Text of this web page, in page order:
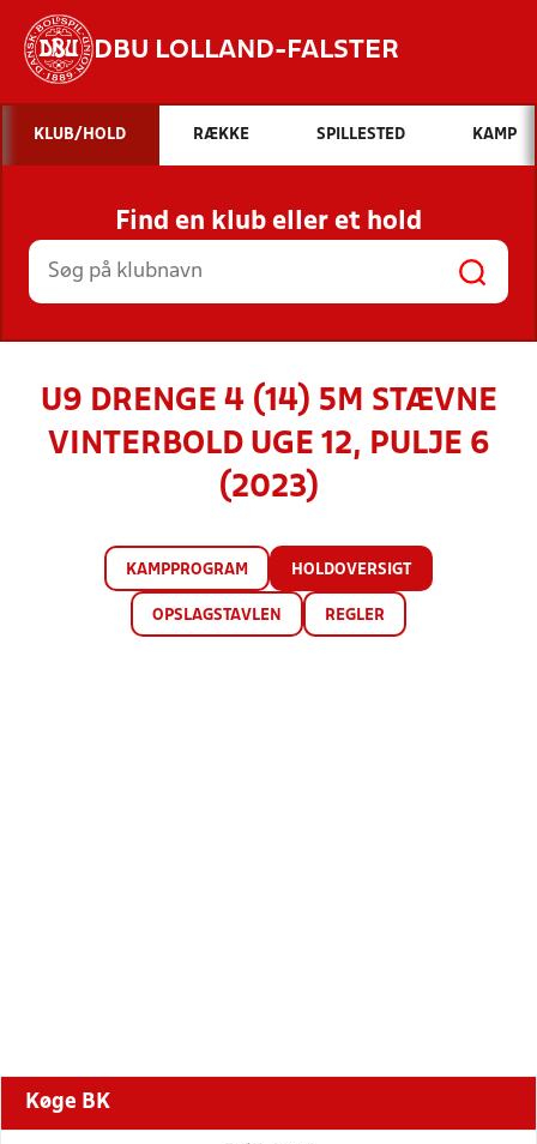
DBU LOLLAND-FALSTER
Hvad vil du søge efter?
INDHOLD OG NYHEDER
STILLINGER, RESULTATER, KLUBBER OG
HOLD
KLUB/HOLD RÆKKE SPILLESTED KAMP
Find en klub eller et hold
U9 DRENGE 4 (14) 5M STÆVNE
VINTERBOLD UGE 12, PULJE 6
(2023)
KAMPPROGRAM HOLDOVERSIGT
OPSLAGSTAVLEN REGLER
Køge BK